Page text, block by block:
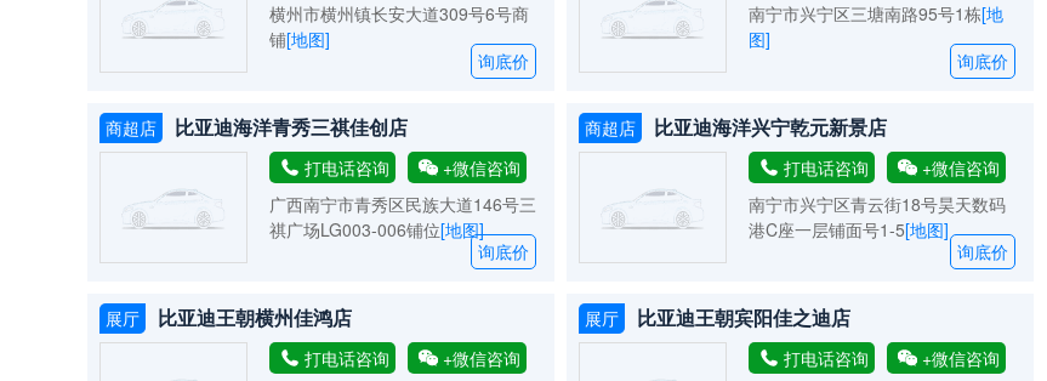
横州市横州镇长安大道309号6号商
铺[地图]
询底价
南宁市兴宁区三塘南路95号1栋[地
图]
询底价
商超店 比亚迪海洋青秀三祺佳创店
打电话咨询
+微信咨询
广西南宁市青秀区民族大道146号三
祺广场LG003-006铺位[地图]
询底价
商超店 比亚迪海洋兴宁乾元新景店
打电话咨询
+微信咨询
南宁市兴宁区青云街18号昊天数码
港C座一层铺面号1-5[地图]
询底价
展厅 比亚迪王朝横州佳鸿店
打电话咨询
+微信咨询
展厅 比亚迪王朝宾阳佳之迪店
打电话咨询
+微信咨询